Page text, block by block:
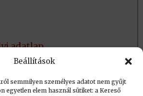
Beállítások
semmilyen személyes adatot nem gyűjt
egyetlen elem használ sütiket: a Kereső
adatlap
Matematikai